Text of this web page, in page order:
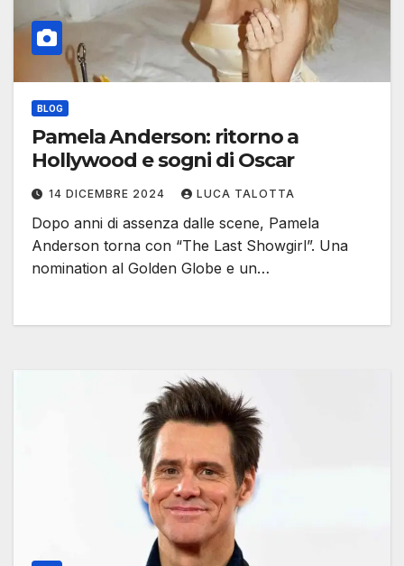
BLOG
Pamela Anderson: ritorno a
Hollywood e sogni di Oscar
14 DICEMBRE 2024 LUCA TALOTTA
Dopo anni di assenza dalle scene, Pamela
Anderson torna con “The Last Showgirl”. Una
nomination al Golden Globe e un…